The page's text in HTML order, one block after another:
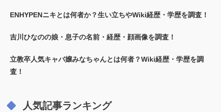
ENHYPENニキとは何者か？生い立ちやWiki経歴・学歴を調査！
吉川ひなのの娘・息子の名前・経歴・顔画像を調査！
立教卒人気キャバ嬢みなちゃんとは何者？Wiki経歴・学歴を調
査！
人気記事ランキング